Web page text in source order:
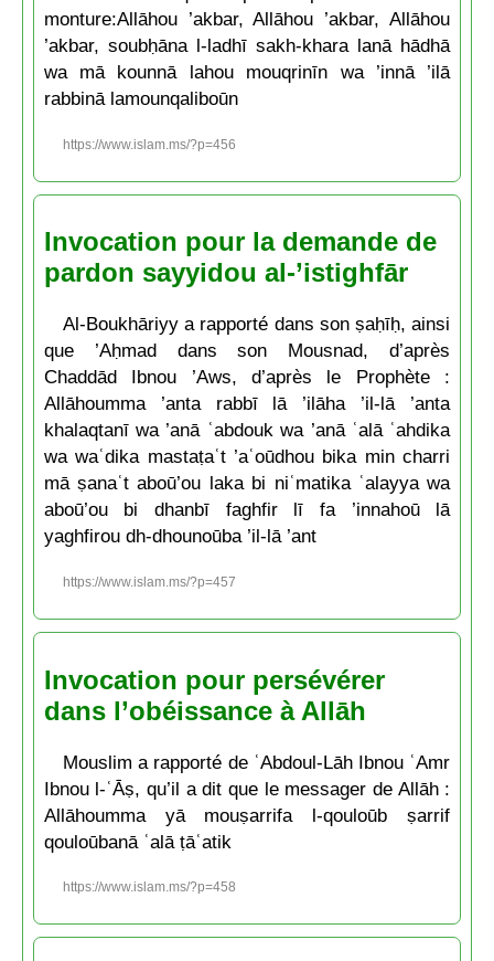
monture:Allāhou ’akbar, Allāhou ’akbar, Allāhou
’akbar, soubḥāna l-ladhī sakh-khara lanā hādhā
wa mā kounnā lahou mouqrinīn wa ’innā ’ilā
rabbinā lamounqaliboūn
https://www.islam.ms/?p=456
Invocation pour la demande de
pardon sayyidou al-’istighfār
Al-Boukhāriyy a rapporté dans son ṣaḥīḥ, ainsi
que ’Aḥmad dans son Mousnad, d’après
Chaddād Ibnou ’Aws, d’après le Prophète :
Allāhoumma ’anta rabbī lā ’ilāha ’il-lā ’anta
khalaqtanī wa ’anā ʿabdouk wa ’anā ʿalā ʿahdika
wa waʿdika mastaṭaʿt ’aʿoūdhou bika min charri
mā ṣanaʿt aboū’ou laka bi niʿmatika ʿalayya wa
aboū’ou bi dhanbī faghfir lī fa ’innahoū lā
yaghfirou dh-dhounoūba ’il-lā ’ant
https://www.islam.ms/?p=457
Invocation pour persévérer
dans l’obéissance à Allāh
Mouslim a rapporté de ʿAbdoul-Lāh Ibnou ʿAmr
Ibnou l-ʿĀṣ, qu’il a dit que le messager de Allāh :
Allāhoumma yā mouṣarrifa l-qouloūb ṣarrif
qouloūbanā ʿalā ṭāʿatik
https://www.islam.ms/?p=458